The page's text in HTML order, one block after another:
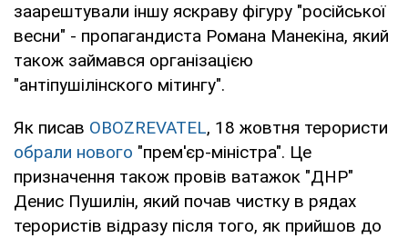
заарештували іншу яскраву фігуру "російської
весни" - пропагандиста Романа Манекіна, який
також займався організацією
"антіпушілінского мітингу".
Як писав OBOZREVATEL, 18 жовтня терористи
обрали нового "прем'єр-міністра". Це
призначення також провів ватажок "ДНР"
Денис Пушилін, який почав чистку в рядах
терористів відразу після того, як прийшов до